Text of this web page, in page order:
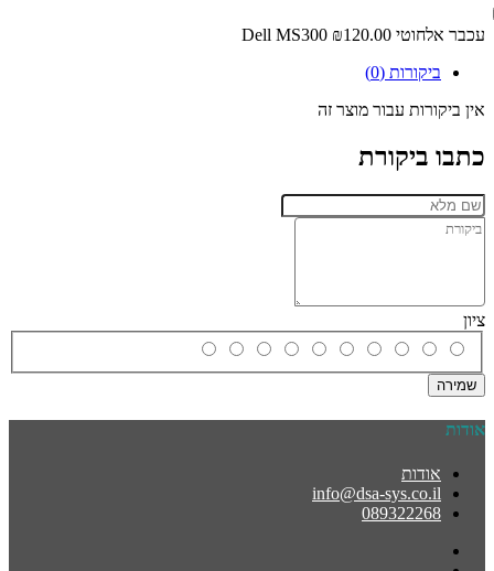
‏עכבר ‏אלחוטי Dell MS300 ₪120.00
ביקורות (0)
אין ביקורות עבור מוצר זה
כתבו ביקורת
ציון
שמירה
אודות
אודות
info@dsa-sys.co.il
089322268